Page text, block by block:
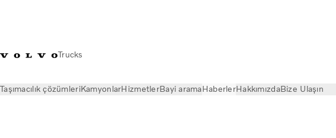
Trucks
Taşımacılık çözümleriKamyonlarHizmetlerBayi aramaHaberlerHakkımızdaBize Ulaşın